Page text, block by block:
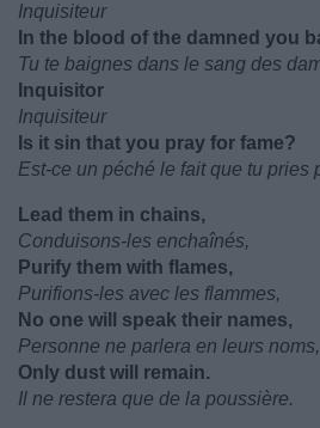
Inquisiteur
In the blood of the damned you
Tu te baignes dans le sang des
Inquisitor
Inquisiteur
Is it sin that you pray for fame?
Est-ce un péché le fait que tu pries
Lead them in chains,
Conduisons-les enchaînés,
Purify them with flames,
Purifions-les avec les flammes,
No one will speak their names,
Personne ne parlera en leurs noms,
Only dust will remain.
Il ne restera que de la poussière.